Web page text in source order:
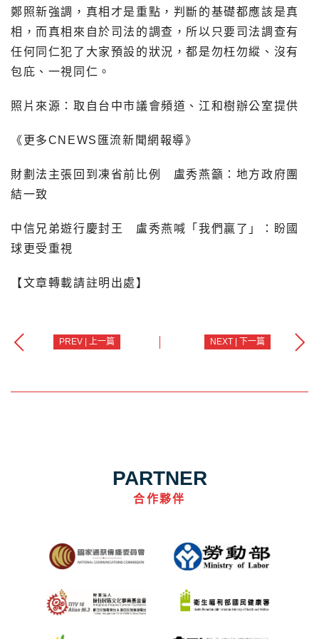
鄭照新強調，真相才是重點，判斷的基礎都應該是真
相，而真相來自於司法的調查，所以只要司法調查有
任何同仁犯了大家預設的狀況，都是勿枉勿縱、沒有
包庇、一視同仁。
照片來源：取自台中市議會頻道、江和樹辦公室提供
《更多CNEWS匯流新聞網報導》
財劃法主張回到凍省前比例 盧秀燕籲：地方政府團
結一致
中信兄弟遊行慶封王 盧秀燕喊「我們贏了」：盼國
球更受重視
【文章轉載請註明出處】
PREV | 上一篇 NEXT | 下一篇
PARTNER
合作夥伴